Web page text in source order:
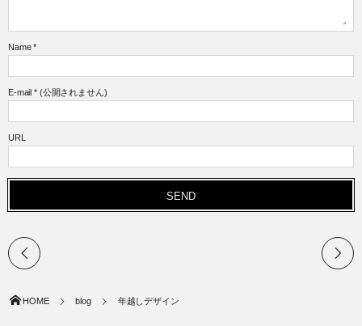
Name *
E-mail *(公開されません)
URL
HOME blog 年越しデザイン